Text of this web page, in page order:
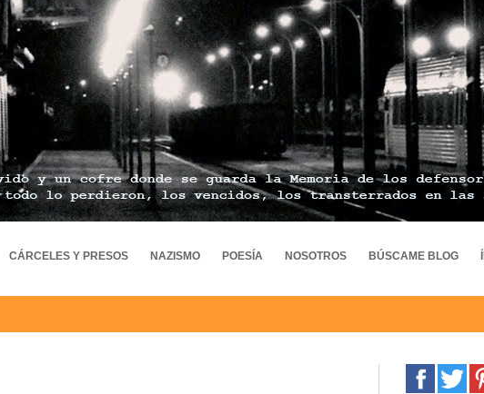
CÁRCELES Y PRESOS NAZISMO POESÍA NOSOTROS BÚSCAME BLOG